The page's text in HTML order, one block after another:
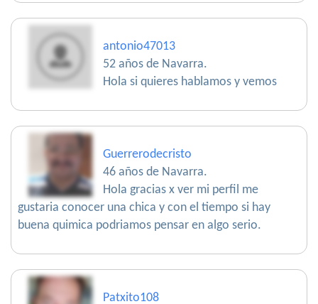
antonio47013
52 años de Navarra.
Hola si quieres hablamos y vemos
Guerrerodecristo
46 años de Navarra.
Hola gracias x ver mi perfil me
gustaria conocer una chica y con el tiempo si hay
buena quimica podriamos pensar en algo serio.
Patxito108